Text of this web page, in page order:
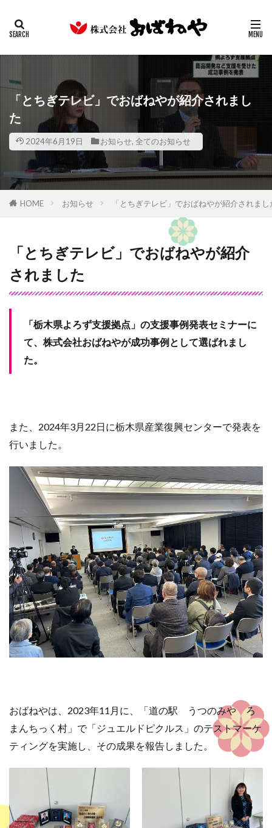
「とちぎテレビ」でおばねやが紹介されまし
た
2024年6月19日 お知らせ, 全てのお知らせ
HOME お知らせ 「とちぎテレビ」でおばねやが紹介されまし
「とちぎテレビ」でおばねやが紹介
されました
「栃木県よろず支援拠点」の支援事例発表セミナーに
て、株式会社おばねやが成功事例として選ばれまし
た。
また、2024年3月22日に栃木県産業復興センターで発表を
行いました。
おばねやは、2023年11月に、「道の駅 うつのみや ろ
まんちっく村」で「ジュエルドピクルス」のテストマーケ
ティングを実施し、その成果を報告しました。
カテゴリー
検索